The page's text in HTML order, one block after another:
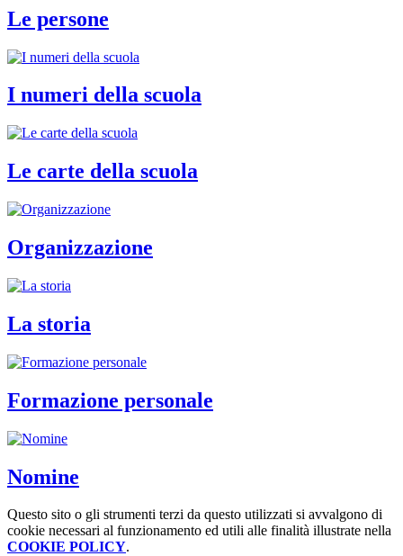
Le persone
I numeri della scuola
Le carte della scuola
Organizzazione
La storia
Formazione personale
Nomine
Questo sito o gli strumenti terzi da questo utilizzati si avvalgono di
cookie necessari al funzionamento ed utili alle finalità illustrate nella
COOKIE POLICY.